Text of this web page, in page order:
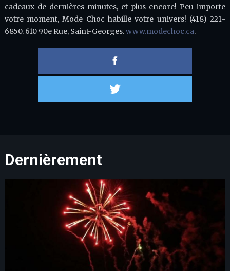
cadeaux de dernières minutes, et plus encore! Peu importe
votre moment, Mode Choc habille votre univers! (418) 221-
6850. 610 90e Rue, Saint-Georges.www.modechoc.ca.
Dernièrement